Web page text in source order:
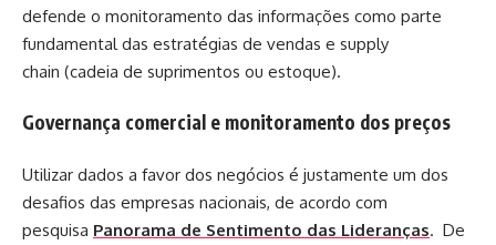
defende o monitoramento das informações como parte
fundamental das estratégias de vendas e supply
chain (cadeia de suprimentos ou estoque).
Governança comercial e monitoramento dos preços
Utilizar dados a favor dos negócios é justamente um dos
desafios das empresas nacionais, de acordo com
pesquisa Panorama de Sentimento das Lideranças. De